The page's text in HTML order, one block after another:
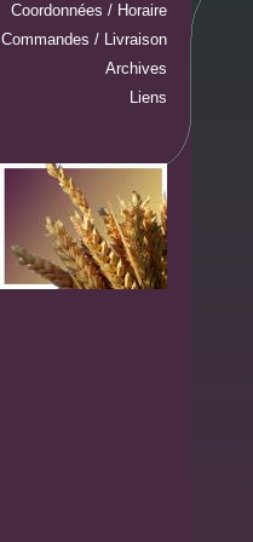
Coordonnées / Horaire
Commandes / Livraison
Archives
Liens